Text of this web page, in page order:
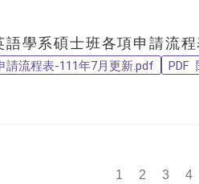
語學系碩士班各項申請流
請流程表-111年7月更新.pdf PDF
1 2 3 4